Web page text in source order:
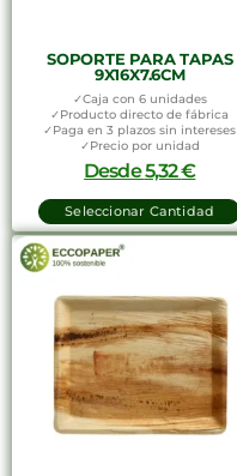
SOPORTE PARA TAPAS
9X16X7.6CM
✓Caja con 6 unidades
✓Producto directo de fábrica
✓Paga en 3 plazos sin intereses
✓Precio por unidad
Desde5,32€
Seleccionar Cantidad